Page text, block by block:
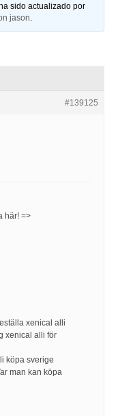
sido actualizado por
jason.
#139125
här! =>
xenical alli
xenical alli för
köpa sverige
man kan köpa